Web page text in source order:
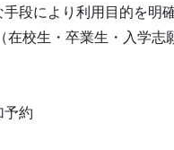
段により利用目的を
校生・卒業生・入学
予約